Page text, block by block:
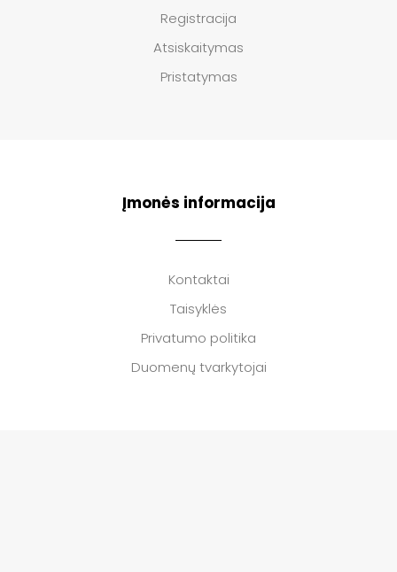
Registracija
Atsiskaitymas
Pristatymas
Įmonės informacija
Kontaktai
Taisyklės
Privatumo politika
Duomenų tvarkytojai